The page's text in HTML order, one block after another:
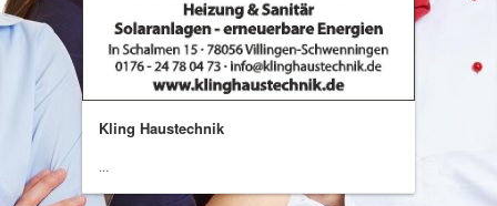
Kling Haustechnik
...